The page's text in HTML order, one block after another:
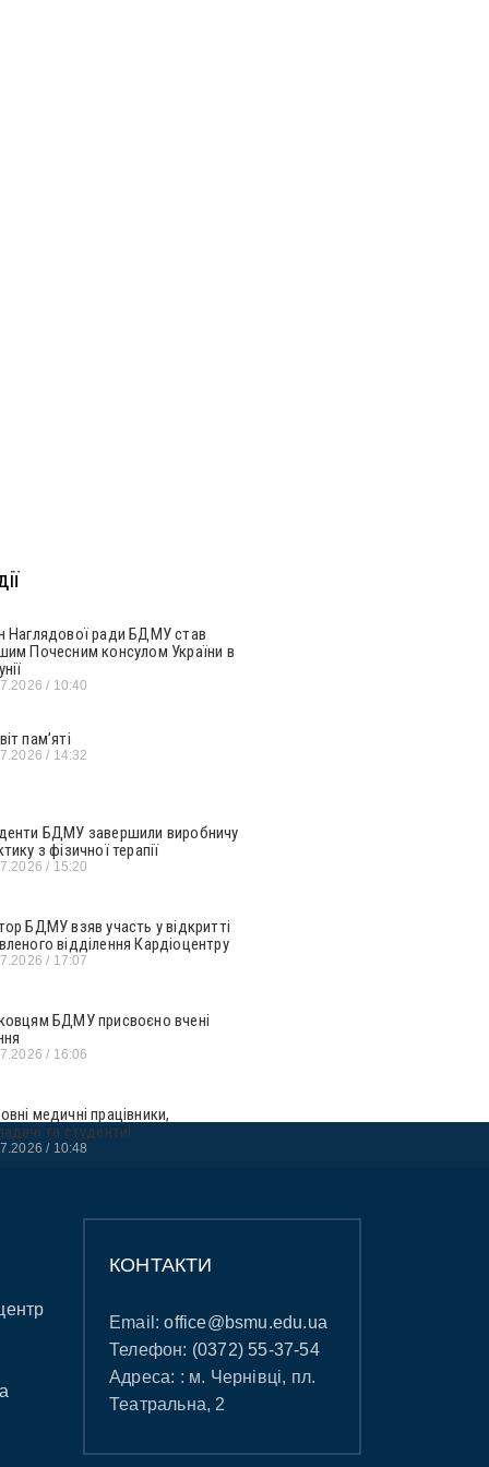
Наглядової ради БДМУ став
Почесним консулом України в
10:40
пам’яті
14:32
БДМУ завершили виробничу
з фізичної терапії
15:20
БДМУ взяв участь у відкритті
відділення Кардіоцентру
17:07
БДМУ присвоєно вчені
16:06
медичні працівники,
та студенти!
10:48
КОНТАКТИ
Email:office@bsmu.edu.ua
Телефон: (0372) 55-37-54
Адреса: : м. Чернівці, пл.
Театральна, 2